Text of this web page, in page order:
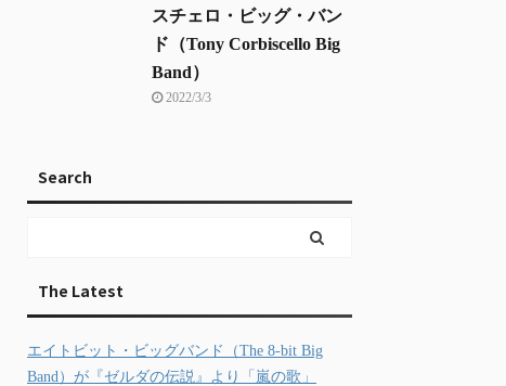
スチェロ・ビッグ・バン
ド（Tony Corbiscello Big
Band）
2022/3/3
Search
The Latest
エイトビット・ビッグバンド（The 8-bit Big
Band）が『ゼルダの伝説』より「嵐の歌」